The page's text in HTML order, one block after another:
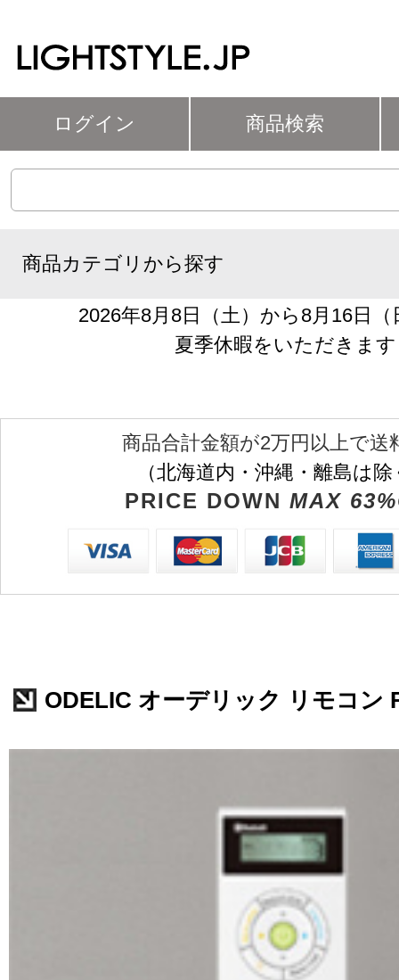
ログイン 商品検索
商品カテゴリから探す
2026年8月8日（土）から8月16日
夏季休暇をいただきます
商品合計金額が2万円以上で送
（北海道内・沖縄・離島は
PRICE DOWN MAX
ODELIC オーデリック リモコン